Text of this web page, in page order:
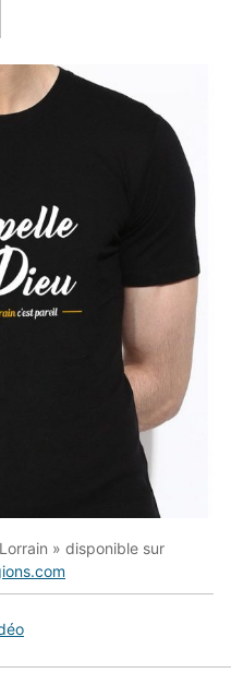
» disponible sur